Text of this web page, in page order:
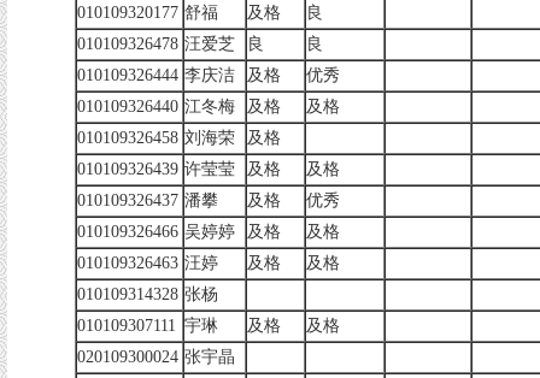
010109320177 舒福 及格
良
010109326478 汪爱芝 良
良
010109326444 李庆洁 及格
优秀
010109326440 江冬梅 及格
及格
010109326458 刘海荣
及格
010109326439 许莹莹 及格
及格
010109326437 潘攀 及格
优秀
010109326466 吴婷婷 及格
及格
010109326463 汪婷 及格
及格
010109314328 张杨
010109307111 宇琳 及格
及格
020109300024 张宇晶